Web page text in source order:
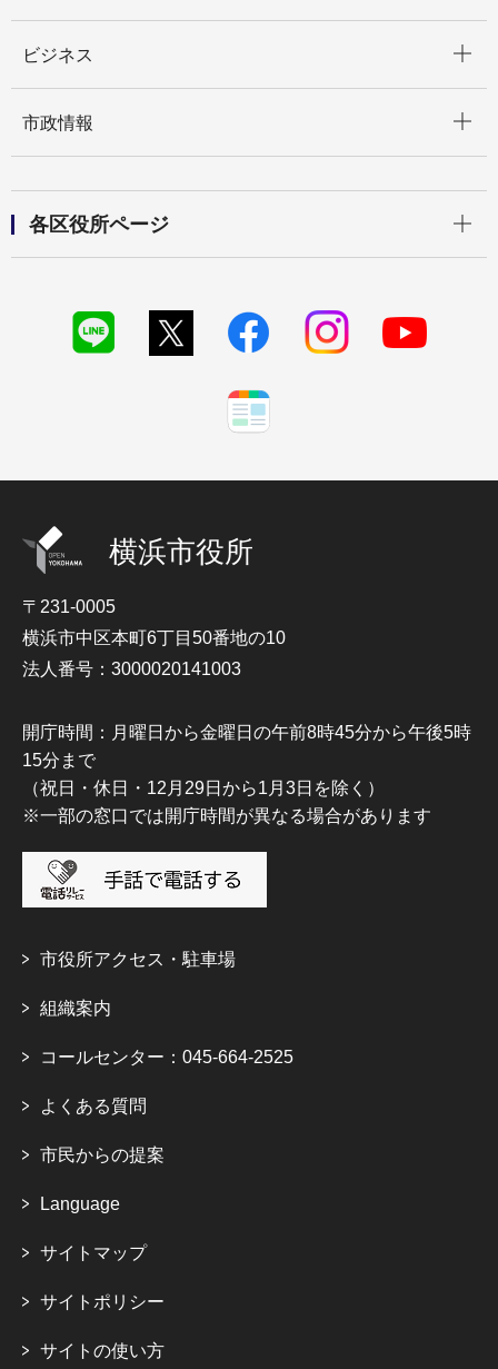
ビジネス
市政情報
各区役所ページ
横浜市役所
〒231-0005
横浜市中区本町6丁目50番地の10
法人番号：3000020141003
開庁時間：月曜日から金曜日の午前8時45分から午後5時
15分まで
（祝日・休日・12月29日から1月3日を除く）
※一部の窓口では開庁時間が異なる場合があります
市役所アクセス・駐車場
組織案内
コールセンター：045-664-2525
よくある質問
市民からの提案
Language
サイトマップ
サイトポリシー
サイトの使い方